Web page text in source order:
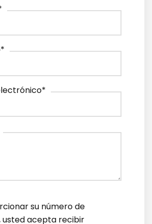
*
*
su número de
usted acepta recibir